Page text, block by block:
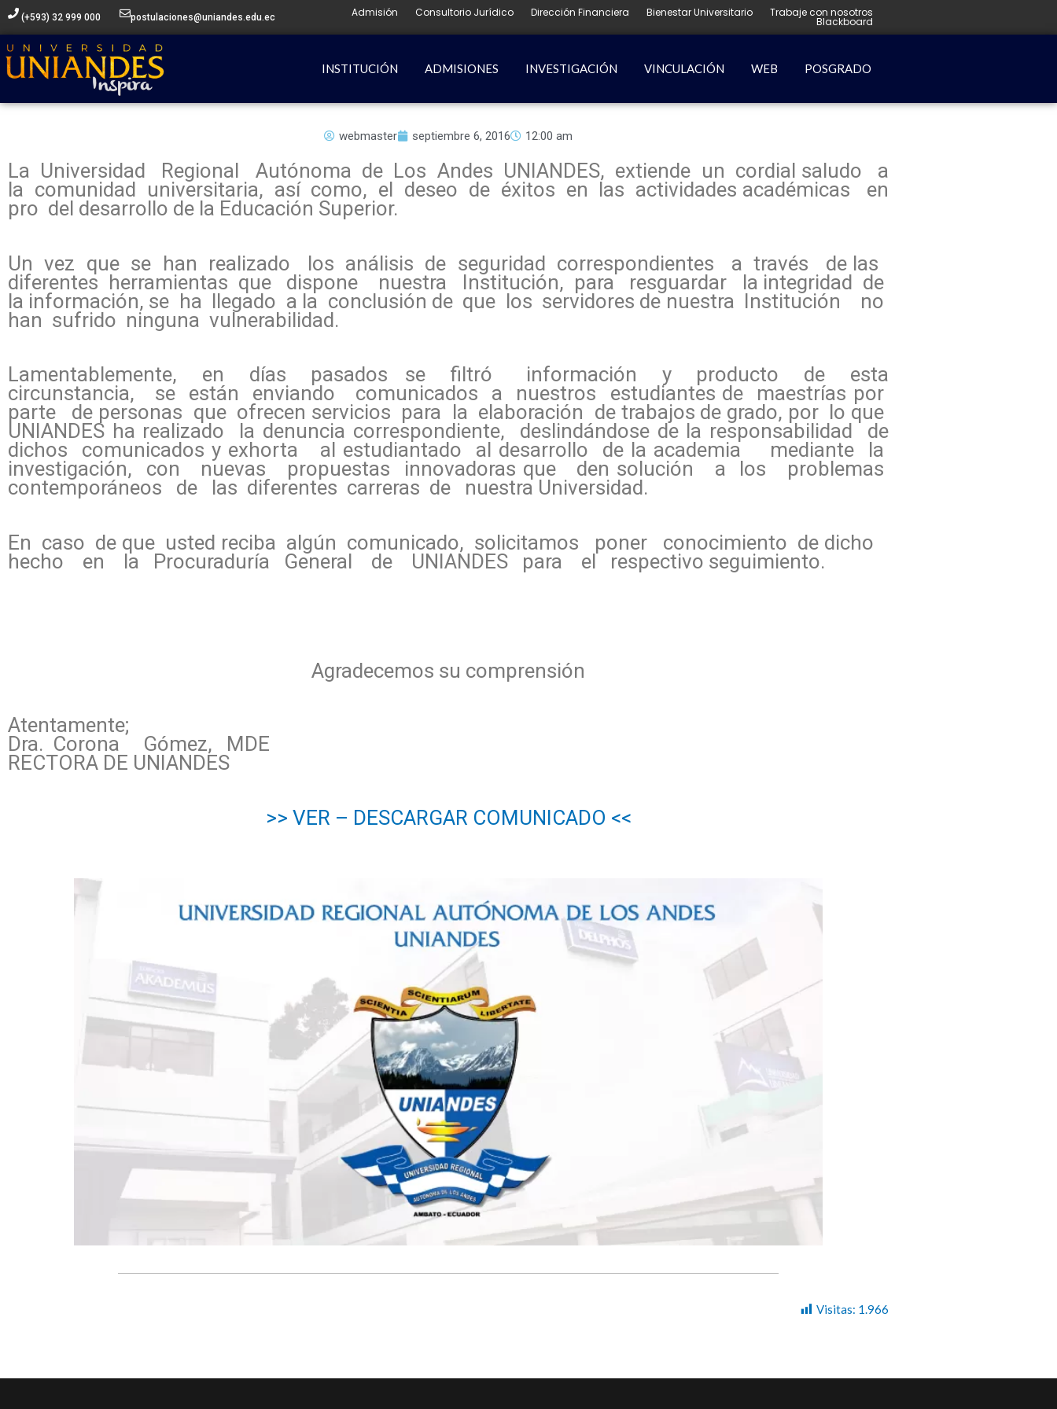
contenido
(+593) 32 999 000 postulaciones@uniandes.edu.ec Admisión Consultorio Jurídico Dirección Financiera Bienestar Universitario Trabaje con nosotros
Blackboard
INSTITUCIÓN ADMISIONES INVESTIGACIÓN VINCULACIÓN WEB POSGRADO
webmaster septiembre 6, 2016 12:00 am
La Universidad Regional Autónoma de Los Andes UNIANDES, extiende un cordial saludo a
la comunidad universitaria, así como, el deseo de éxitos en las actividades académicas en
pro del desarrollo de la Educación Superior.
Un vez que se han realizado los análisis de seguridad correspondientes a través de las
diferentes herramientas que dispone nuestra Institución, para resguardar la integridad de
la información, se ha llegado a la conclusión de que los servidores de nuestra Institución no
han sufrido ninguna vulnerabilidad.
Lamentablemente, en días pasados se filtró información y producto de esta
circunstancia, se están enviando comunicados a nuestros estudiantes de maestrías por
parte de personas que ofrecen servicios para la elaboración de trabajos de grado, por lo que
UNIANDES ha realizado la denuncia correspondiente, deslindándose de la responsabilidad de
dichos comunicados y exhorta al estudiantado al desarrollo de la academia mediante la
investigación, con nuevas propuestas innovadoras que den solución a los problemas
contemporáneos de las diferentes carreras de nuestra Universidad.
En caso de que usted reciba algún comunicado, solicitamos poner conocimiento de dicho
hecho en la Procuraduría General de UNIANDES para el respectivo seguimiento.
Agradecemos su comprensión
Atentamente;
Dra. Corona Gómez, MDE
RECTORA DE UNIANDES
>> VER – DESCARGAR COMUNICADO <<
Visitas: 1.966